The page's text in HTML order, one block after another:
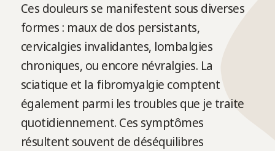
Ces douleurs se manifestent sous diverses
formes : maux de dos persistants,
cervicalgies invalidantes, lombalgies
chroniques, ou encore névralgies. La
sciatique et la fibromyalgie comptent
également parmi les troubles que je traite
quotidiennement. Ces symptômes
résultent souvent de déséquilibres